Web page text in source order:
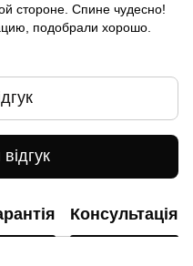
стороне. Спине чудесно!
подобрали хорошо.
Консультація